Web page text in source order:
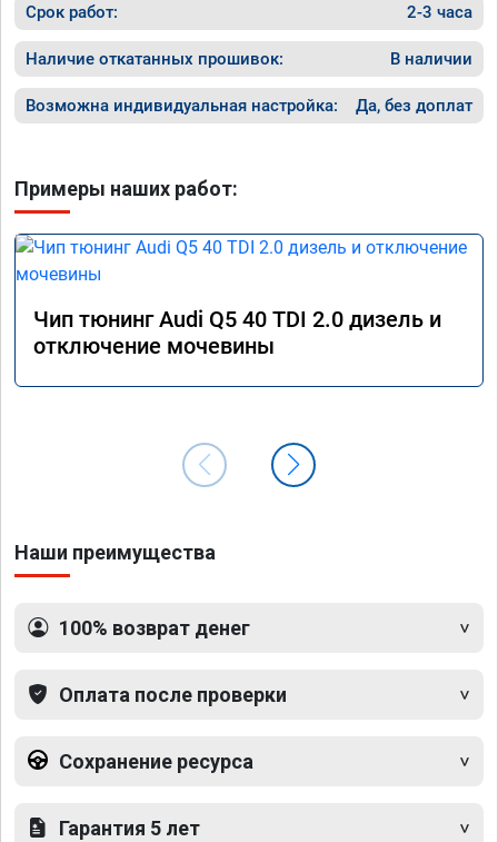
Срок работ: 2-3 часа
Наличие откатанных прошивок: В наличии
Возможна индивидуальная настройка: Да, без доплат
Примеры наших работ:
Чип тюнинг Audi Q5 40 TDI 2.0 дизель и
отключение мочевины
Наши преимущества
100% возврат денег
Оплата после проверки
Сохранение ресурса
Гарантия 5 лет